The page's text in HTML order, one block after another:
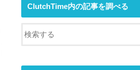
ClutchTime内の記事を調べる